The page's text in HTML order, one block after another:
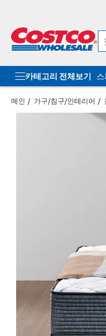
카테고리 전체보기
메인 가구/침구/인테리어